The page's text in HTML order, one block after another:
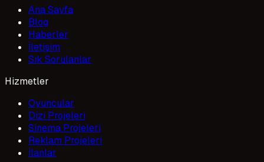
Ana Sayfa
Blog
Haberler
İletişim
Sık Sorulanlar
Hizmetler
Oyuncular
Dizi Projeleri
Sinema Projeleri
Reklam Projeleri
İlanlar